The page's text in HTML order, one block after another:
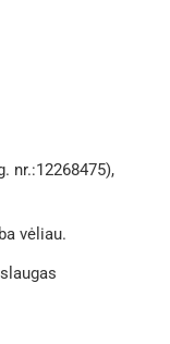
nr.:12268475),
vėliau.